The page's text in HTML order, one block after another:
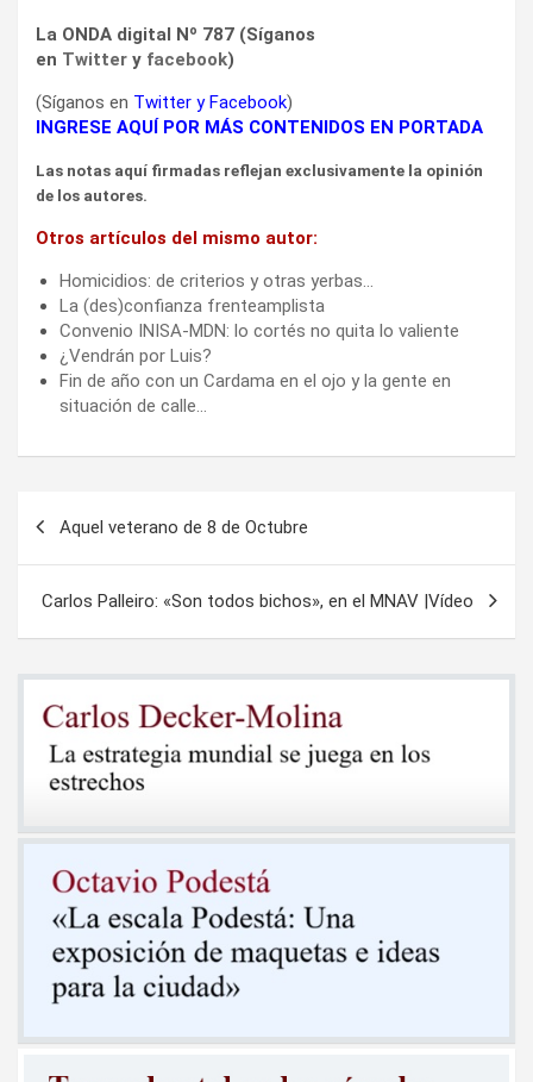
La ONDA digital Nº 787 (Síganos
en Twitter y facebook)
(Síganos en Twitter yFacebook)
INGRESE AQUÍ POR MÁS CONTENIDOS EN PORTADA
Las notas aquí firmadas reflejan exclusivamente la opinión
de los autores.
Otros artículos del mismo autor:
Homicidios: de criterios y otras yerbas…
La (des)confianza frenteamplista
Convenio INISA-MDN: lo cortés no quita lo valiente
¿Vendrán por Luis?
Fin de año con un Cardama en el ojo y la gente en
situación de calle…
entradas
Aquel veterano de 8 de Octubre
Carlos Palleiro: «Son todos bichos», en el MNAV |Vídeo